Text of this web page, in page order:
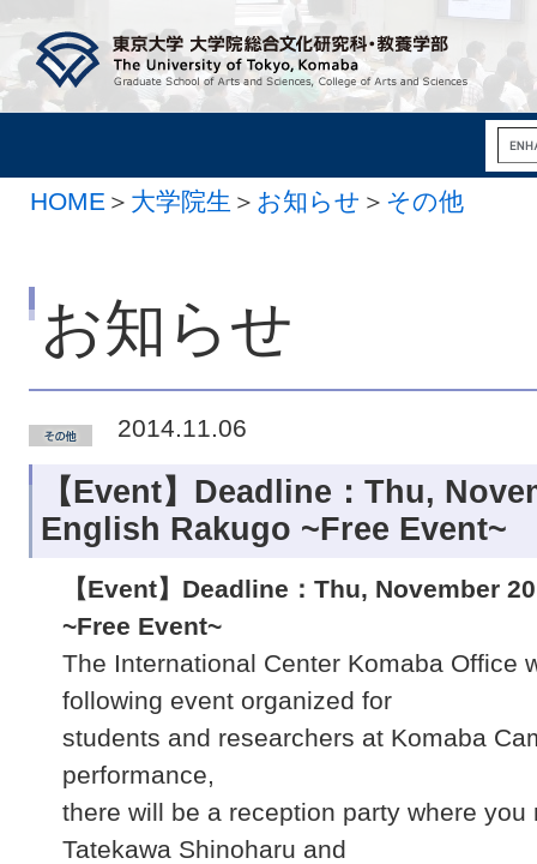
HOME ＞ 大学院生 ＞ お知らせ ＞ その他
お知らせ
2014.11.06
【Event】Deadline：Thu,
English Rakugo ~Free Event~
【Event】 Deadline ：Thu, November
~Free Event~
The International Center Komaba Office
following event organized for
students and researchers at Komaba
performance,
there will be a reception party where
Tatekawa Shinoharu and